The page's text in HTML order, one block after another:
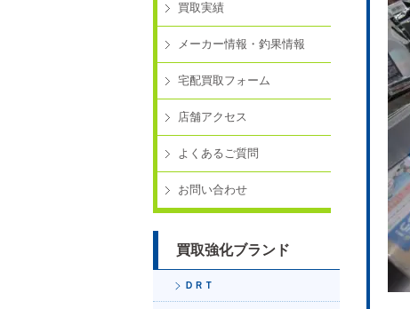
買取実績
メーカー情報・釣果情報
宅配買取フォーム
店舗アクセス
よくあるご質問
お問い合わせ
買取強化ブランド
ＤＲＴ